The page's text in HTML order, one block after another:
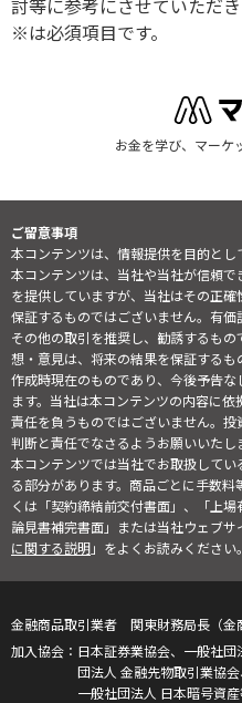
討等に参考にさせていただき
※は必須項目です。
お金を学び、マーケ
ご留意事項
本コンテンツは、情報提供を目的とし
本コンテンツは、当社や当社が信頼
を提供していますが、当社はその正
保証するものではございません。有価
その他の取引を推奨し、勧誘するも
想・意見は、将来の結果を保証する
作成時現在のものであり、今後予告
ます。当社は本コンテンツの内容に
責任を負うものではございません。
判断と責任でなさるようお願いいたし
本コンテンツでは当社でお取扱して
る部分があります。商品ごとに手数
くは「契約締結前交付書面」、「上
論見書補完書面」または当社ウェブサ
に関する説明」をよくお読みください。
金融商品取引業者 関東財務局長（金
日本証券業協会、一般社
団法人 金融先物取引業協会
一般社団法人 日本暗号資